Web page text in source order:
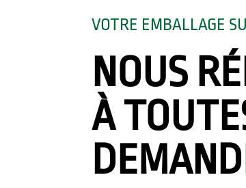
VOTRE EMBALLAGE
NOUS
À